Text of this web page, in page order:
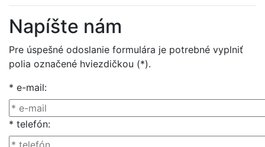
Napíšte nám
Pre úspešné odoslanie formulára je potrebné vyplniť
polia označené hviezdičkou (*).
* e-mail:
* telefón: